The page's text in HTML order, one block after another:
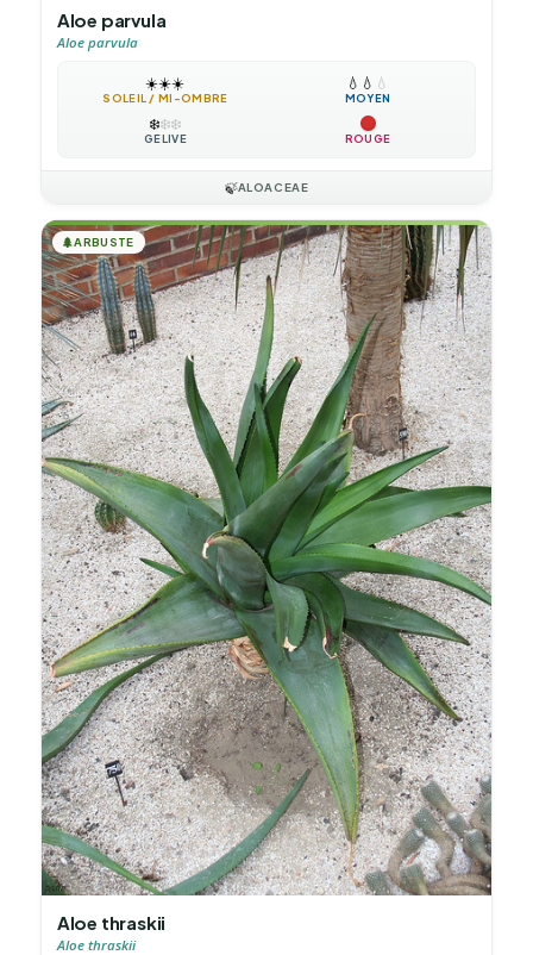
Aloe parvula
Aloe parvula
☀️☀️☀️
SOLEIL / MI-OMBRE
💧 💧 💧
MOYEN
❄️❄️❄️
GÉLIVE ROUGE
🍃ALOACEAE
🌲ARBUSTE
Aloe thraskii
Aloe thraskii